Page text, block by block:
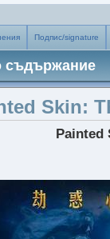
Подпис/signature
съдържание
Skin:
Painted